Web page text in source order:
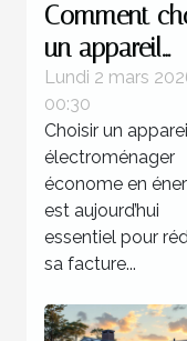
Comment
un appareil
économe en
énergie ?
Lundi 2 mars
00:30
Choisir un
électroménager
économe en
est aujourd’hui
essentiel pour
sa facture...